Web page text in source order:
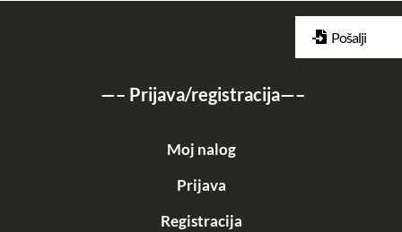
Pošalji
—– Prijava/registracija—–
Moj nalog
Prijava
Registracija